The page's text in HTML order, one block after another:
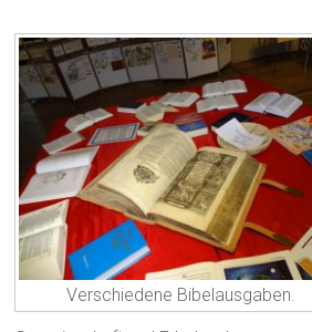
Verschiedene Bibelausgaben.